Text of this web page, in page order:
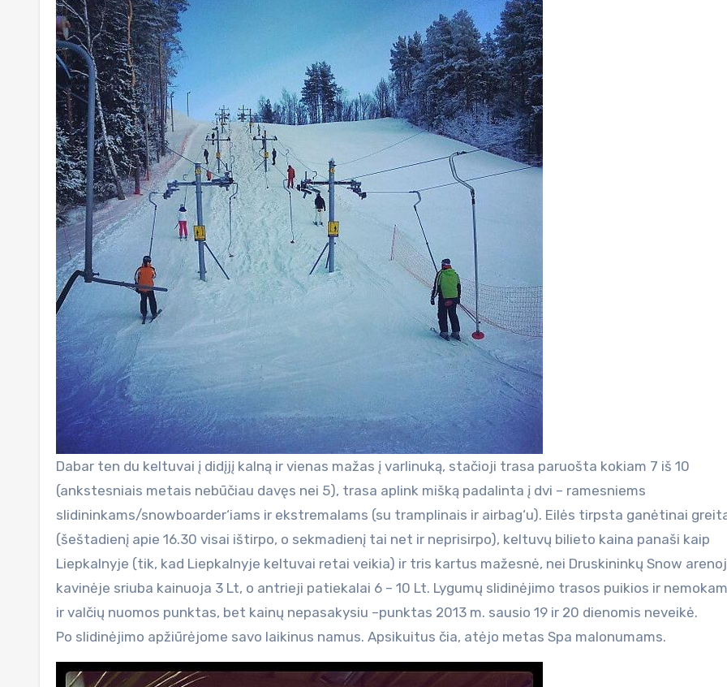
Dabar ten du keltuvai į didįjį kalną ir vienas mažas į varlinuką, stačioji trasa paruošta kokiam 7 iš 10
(ankstesniais metais nebūčiau davęs nei 5), trasa aplink mišką padalinta į dvi – ramesniems
slidininkams/snowboarder‘iams ir ekstremalams (su tramplinais ir airbag‘u). Eilės tirpsta ganėtinai
(šeštadienį apie 16.30 visai ištirpo, o sekmadienį tai net ir neprisirpo), keltuvų bilieto kaina panaši kaip
Liepkalnyje (tik, kad Liepkalnyje keltuvai retai veikia) ir tris kartus mažesnė, nei Druskininkų Snow
kavinėje sriuba kainuoja 3 Lt, o antrieji patiekalai 6 – 10 Lt. Lygumų slidinėjimo trasos puikios ir
ir valčių nuomos punktas, bet kainų nepasakysiu –punktas 2013 m. sausio 19 ir 20 dienomis neveikė.
Po slidinėjimo apžiūrėjome savo laikinus namus. Apsikuitus čia, atėjo metas Spa malonumams.